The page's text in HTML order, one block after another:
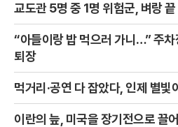
교도관 5명 중 1명 위험군, 벼랑
“아들이랑 밥 먹으러 가니…” 주차
퇴장
먹거리·공연 다 잡았다, 인제 별빛
이란의 늪, 미국을 장기전으로 끌